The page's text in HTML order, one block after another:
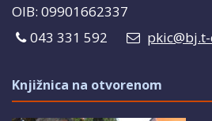
OIB: 09901662337
043 331 592
Knjižnica na otvorenom